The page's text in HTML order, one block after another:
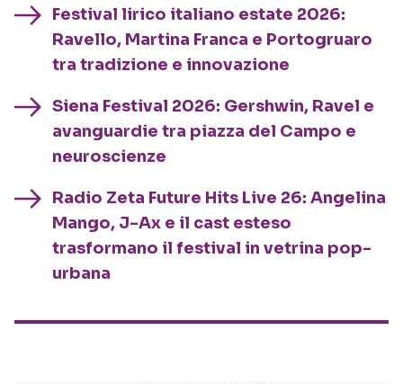
Festival lirico italiano estate 2026:
Ravello, Martina Franca e Portogruaro
tra tradizione e innovazione
Siena Festival 2026: Gershwin, Ravel e
avanguardie tra piazza del Campo e
neuroscienze
Radio Zeta Future Hits Live 26: Angelina
Mango, J-Ax e il cast esteso
trasformano il festival in vetrina pop-
urbana